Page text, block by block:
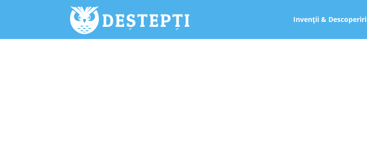
Deștepți.ro Invenții & Descoperiri